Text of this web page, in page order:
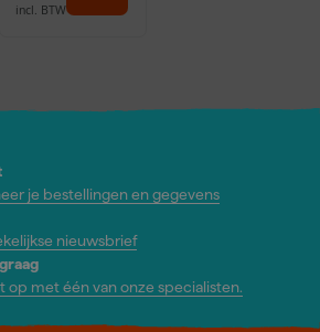
incl. BTW
je bestellingen en gegevens
nieuwsbrief
op met één van onze specialisten.